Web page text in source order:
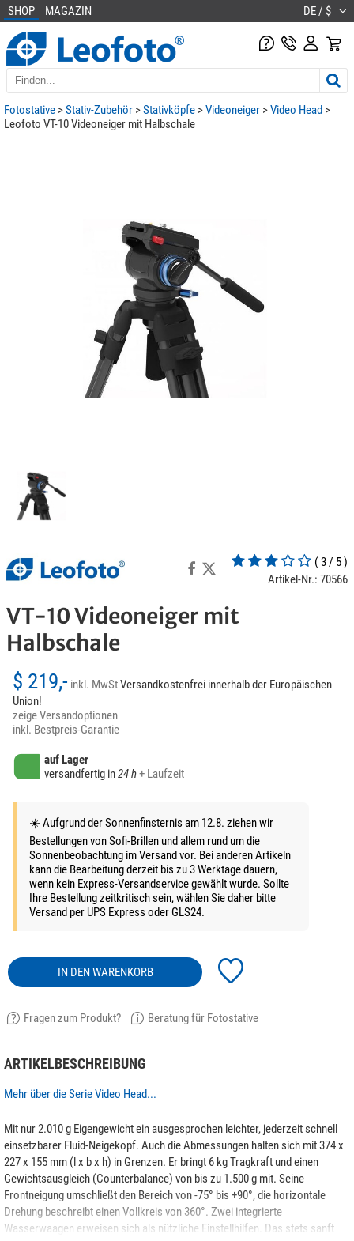
SHOP MAGAZIN DE / $
Fotostative >Stativ-Zubehör >Stativköpfe >Videoneiger >Video Head >
Leofoto VT-10 Videoneiger mit Halbschale
( 3 / 5 )
Artikel-Nr.: 70566
VT-10 Videoneiger mit
Halbschale
$ 219,- inkl. MwStVersandkostenfrei innerhalb der Europäischen
Union!
zeige Versandoptionen
inkl. Bestpreis-Garantie
auf Lager
versandfertig in24 h+ Laufzeit
☀️ Aufgrund der Sonnenfinsternis am 12.8. ziehen wir
Bestellungen von Sofi-Brillen und allem rund um die
Sonnenbeobachtung im Versand vor. Bei anderen Artikeln
kann die Bearbeitung derzeit bis zu 3 Werktage dauern,
wenn kein Express-Versandservice gewählt wurde. Sollte
Ihre Bestellung zeitkritisch sein, wählen Sie daher bitte
Versand per UPS Express oder GLS24.
IN DEN WARENKORB
Fragen zum Produkt? Beratung für Fotostative
ARTIKELBESCHREIBUNG
Mehr über die Serie Video Head...
Mit nur 2.010 g Eigengewicht ein ausgesprochen leichter, jederzeit schnell
einsetzbarer Fluid-Neigekopf. Auch die Abmessungen halten sich mit 374 x
227 x 155 mm (l x b x h) in Grenzen. Er bringt 6 kg Tragkraft und einen
Gewichtsausgleich (Counterbalance) von bis zu 1.500 g mit. Seine
Frontneigung umschließt den Bereich von -75° bis +90°, die horizontale
Drehung beschreibt einen Vollkreis von 360°. Zwei integrierte
Wasserwaagen erweisen sich als nützliche Einstellhilfen. Das stets sanft